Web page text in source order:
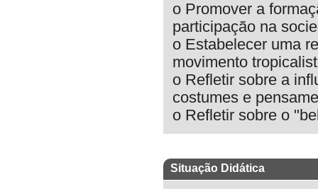
o Promover a
participação na
o Estabelecer uma
movimento
o Refletir sobre a
costumes e
o Refletir sobre o
Situação Didática